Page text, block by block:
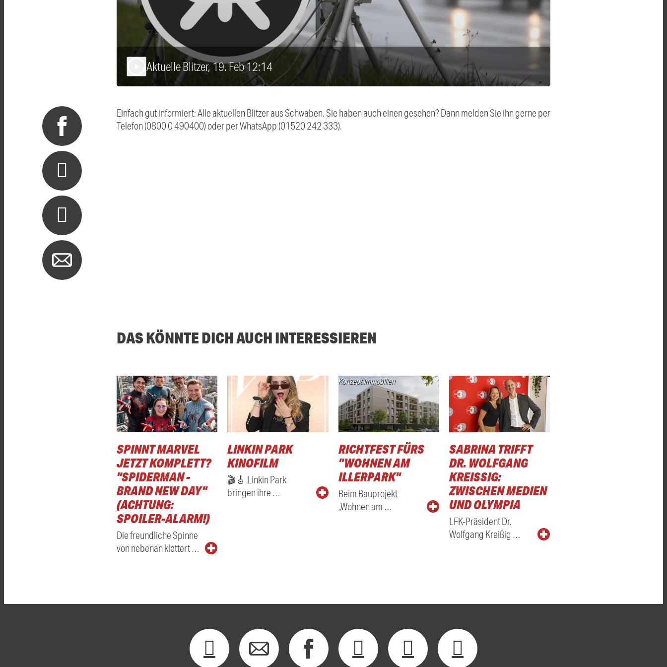
Aktuelle Blitzer, 19. Feb 12:14
Einfach gut informiert: Alle aktuellen Blitzer aus Schwaben. Sie haben auch einen gesehen? Dann melden Sie ihn gerne per
Telefon (0800 0 490400) oder per WhatsApp (01520 242 333).
DAS KÖNNTE DICH AUCH INTERESSIEREN
SPINNT MARVEL
JETZT KOMPLETT?
"SPIDERMAN -
BRAND NEW DAY"
(ACHTUNG:
SPOILER-ALARM!)
Die freundliche Spinne
von nebenan klettert …
LINKIN PARK
KINOFILM
🎬🎸 Linkin Park
bringen ihre …
Konzept Immobilien
RICHTFEST FÜRS
"WOHNEN AM
ILLERPARK"
Beim Bauprojekt
„Wohnen am …
SABRINA TRIFFT
DR. WOLFGANG
KREISSIG: Z
WISCHEN MEDIEN U
ND OLYMPIA
LFK-Präsident Dr.
Wolfgang Kreißig …